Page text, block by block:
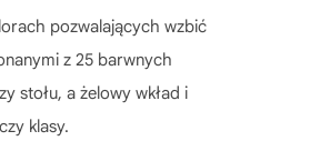
pozwalających wzbić
z 25 barwnych
stołu, a żelowy wkład i
klasy.